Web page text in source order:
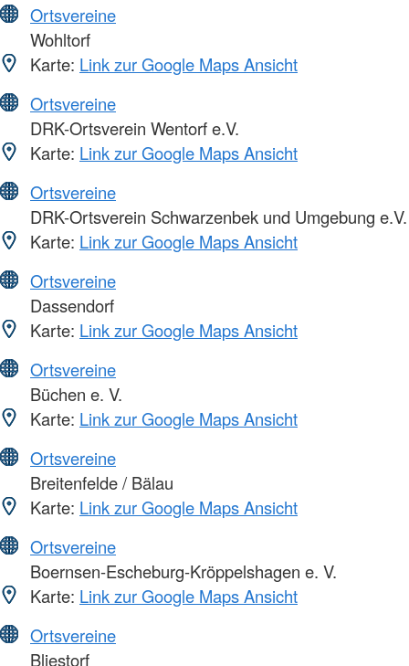
Ortsvereine
Wohltorf
Karte: Link zur Google Maps Ansicht
Ortsvereine
DRK-Ortsverein Wentorf e.V.
Karte: Link zur Google Maps Ansicht
Ortsvereine
DRK-Ortsverein Schwarzenbek und Umgebung e.V.
Karte: Link zur Google Maps Ansicht
Ortsvereine
Dassendorf
Karte: Link zur Google Maps Ansicht
Ortsvereine
Büchen e. V.
Karte: Link zur Google Maps Ansicht
Ortsvereine
Breitenfelde / Bälau
Karte: Link zur Google Maps Ansicht
Ortsvereine
Boernsen-Escheburg-Kröppelshagen e. V.
Karte: Link zur Google Maps Ansicht
Ortsvereine
Bliestorf